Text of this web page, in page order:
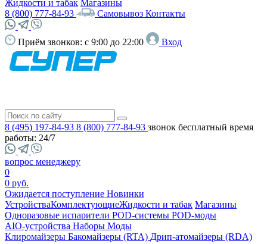
Жидкости и табак Магазины
8 (800) 777-84-93
Самовывоз Контакты
Приём звонков: с 9:00 до 22:00 Вход
8 (495) 197-84-93 8 (800) 777-84-93 звонок бесплатный время
работы: 24/7
вопрос менеджеру
0
0 руб.
Ожидается поступление Новинки
УстройстваКомплектующиеЖидкости и табак Магазины
Одноразовые испарители POD-системы POD-моды
AIO-устройства Наборы Моды
Клиромайзеры Бакомайзеры (RTA) Дрип-атомайзеры (RDA)